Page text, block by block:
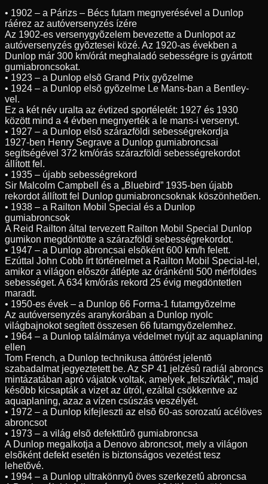
• 1902 – a Párizs – Bécs futam megnyerésével a Dunlop
ráérez az autóversenyzés ízére
Az 1902-es versenygyõzelem bevezette a Dunlopot az
autóversenyzés gyõztesei közé. Az 1920-as években a
Dunlop már 300 km/órát meghaladó sebességre is gyártott
gumiabroncsokat.
• 1923 – a Dunlop elsõ Grand Prix gyõzelme
• 1924 – a Dunlop elsõ gyõzelme Le Mans-ban a Bentley-
vel.
Ez a két név uralta az évtized sportéletét: 1927 és 1930
között mind a 4 évben megnyerték a le mans-i versenyt.
• 1927 – a Dunlop elsõ szárazföldi sebességrekordja
1927-ben Henry Segrave a Dunlop gumiabroncsai
segítségével 372 km/órás szárazföldi sebességrekordot
állított fel.
• 1935 – újabb sebességrekord
Sir Malcolm Campbell és a „Bluebird” 1935-ben újabb
rekordot állított fel Dunlop gumiabroncsoknak köszönhetõen.
• 1938 – a Railton Mobil Special és a Dunlop
gumiabroncsok
A Reid Railton által tervezett Railton Mobil Special Dunlop
gumikon megdöntötte a szárazföldi sebességrekordot.
• 1947 – a Dunlop abroncsai elsõként 600 km/h felett.
Ezúttal John Cobb írt történelmet a Railton Mobil Special-lel,
amikor a világon elõször átlépte az óránkénti 500 mérföldes
sebességet. A 634 km/órás rekord 25 évig megdöntetlen
maradt.
• 1950-es évek – a Dunlop 66 Forma-1 futamgyõzelme
Az autóversenyzés aranykorában a Dunlop nyolc
világbajnokot segített összesen 66 futamgyõzelemhez.
• 1964 – a Dunlop találmánya védelmet nyújt az aquaplaning
ellen
Tom French, a Dunlop technikusa áttörést jelentõ
szabadalmat jegyeztetett be. Az SP 41 jelzésû radiál abroncs
mintázatában apró vájatok voltak, amelyek „felszívták”, majd
késõbb kicsapták a vizet az útról, ezáltal csökkentve az
aquaplaning, azaz a vízen csúszás veszélyét.
• 1972 – a Dunlop kifejleszti az elsõ 60-as sorozatú acélöves
abroncsot
• 1973 – a világ elsõ defekttûrõ gumiabroncsa
A Dunlop megalkotja a Denovo abroncsot, mely a világon
elsõként defekt esetén is biztonságos vezetést tesz
lehetõvé.
• 1994 – a Dunlop ultrakönnyû öves szerkezetû abroncsa